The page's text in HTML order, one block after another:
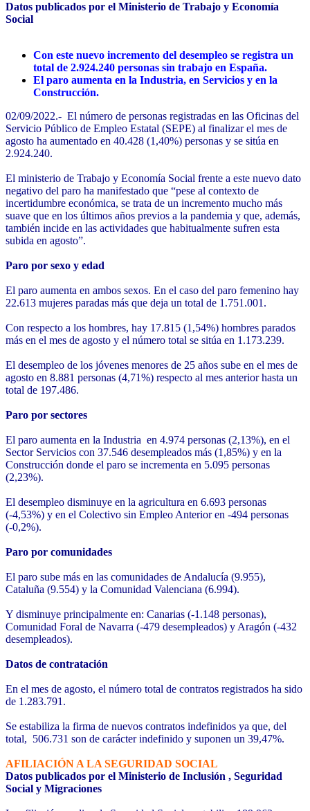
Datos publicados por el Ministerio de Trabajo y Economía
Social
Con este nuevo incremento del desempleo se registra un
total de 2.924.240 personas sin trabajo en España.
El paro aumenta en la Industria, en Servicios y en la
Construcción.
02/09/2022.- El número de personas registradas en las Oficinas del
Servicio Público de Empleo Estatal (SEPE) al finalizar el mes de
agosto ha aumentado en 40.428 (1,40%) personas y se sitúa en
2.924.240.
El ministerio de Trabajo y Economía Social frente a este nuevo dato
negativo del paro ha manifestado que “pese al contexto de
incertidumbre económica, se trata de un incremento mucho más
suave que en los últimos años previos a la pandemia y que, además,
también incide en las actividades que habitualmente sufren esta
subida en agosto”.
Paro por sexo y edad
El paro aumenta en ambos sexos. En el caso del paro femenino hay
22.613 mujeres paradas más que deja un total de 1.751.001.
Con respecto a los hombres, hay 17.815 (1,54%) hombres parados
más en el mes de agosto y el número total se sitúa en 1.173.239.
El desempleo de los jóvenes menores de 25 años sube en el mes de
agosto en 8.881 personas (4,71%) respecto al mes anterior hasta un
total de 197.486.
Paro por sectores
El paro aumenta en la Industria en 4.974 personas (2,13%), en el
Sector Servicios con 37.546 desempleados más (1,85%) y en la
Construcción donde el paro se incrementa en 5.095 personas
(2,23%).
El desempleo disminuye en la agricultura en 6.693 personas
(-4,53%) y en el Colectivo sin Empleo Anterior en -494 personas
(-0,2%).
Paro por comunidades
El paro sube más en las comunidades de Andalucía (9.955),
Cataluña (9.554) y la Comunidad Valenciana (6.994).
Y disminuye principalmente en: Canarias (-1.148 personas),
Comunidad Foral de Navarra (-479 desempleados) y Aragón (-432
desempleados).
Datos de contratación
En el mes de agosto, el número total de contratos registrados ha sido
de 1.283.791.
Se estabiliza la firma de nuevos contratos indefinidos ya que, del
total, 506.731 son de carácter indefinido y suponen un 39,47%.
AFILIACIÓN A LA SEGURIDAD SOCIAL
Datos publicados por el Ministerio de Inclusión , Seguridad
Social y Migraciones